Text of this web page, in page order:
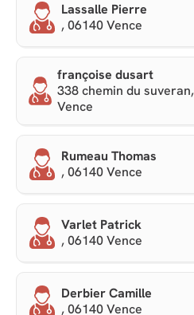
Lassalle Pierre
, 06140 Vence
françoise dusart
338 chemin du
Vence
Rumeau Thomas
, 06140 Vence
Varlet Patrick
, 06140 Vence
Derbier Camille
, 06140 Vence